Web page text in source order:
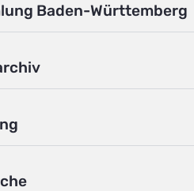
Baden-Württemberg